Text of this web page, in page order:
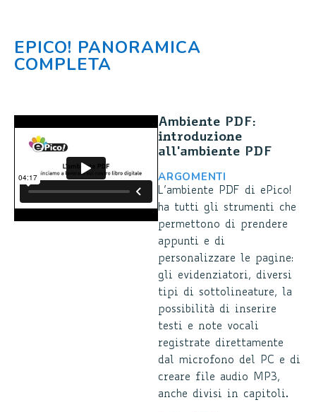
EPICO! PANORAMICA
COMPLETA
Ambiente PDF:
introduzione
all'ambiente PDF
ARGOMENTI
L’ambiente PDF di ePico!
ha tutti gli strumenti che
permettono di prendere
appunti e di
personalizzare le pagine:
gli evidenziatori, diversi
tipi di sottolineature, la
possibilità di inserire
testi e note vocali
registrate direttamente
dal microfono del PC e di
creare file audio MP3,
anche divisi in capitoli.